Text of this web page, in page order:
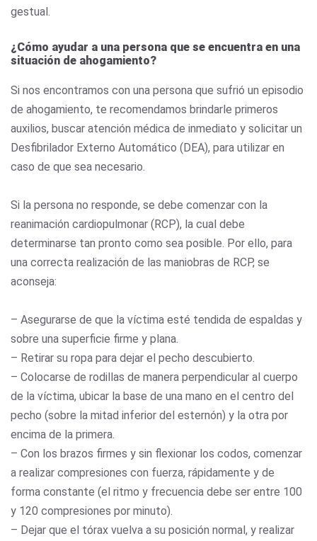
gestual.
¿Cómo ayudar a una persona que se encuentra en una
situación de ahogamiento?
Si nos encontramos con una persona que sufrió un episodio
de ahogamiento, te recomendamos brindarle primeros
auxilios, buscar atención médica de inmediato y solicitar un
Desfibrilador Externo Automático (DEA), para utilizar en
caso de que sea necesario.
Si la persona no responde, se debe comenzar con la
reanimación cardiopulmonar (RCP), la cual debe
determinarse tan pronto como sea posible. Por ello, para
una correcta realización de las maniobras de RCP, se
aconseja:
– Asegurarse de que la víctima esté tendida de espaldas y
sobre una superficie firme y plana.
– Retirar su ropa para dejar el pecho descubierto.
– Colocarse de rodillas de manera perpendicular al cuerpo
de la víctima, ubicar la base de una mano en el centro del
pecho (sobre la mitad inferior del esternón) y la otra por
encima de la primera.
– Con los brazos firmes y sin flexionar los codos, comenzar
a realizar compresiones con fuerza, rápidamente y de
forma constante (el ritmo y frecuencia debe ser entre 100
y 120 compresiones por minuto).
– Dejar que el tórax vuelva a su posición normal, y realizar